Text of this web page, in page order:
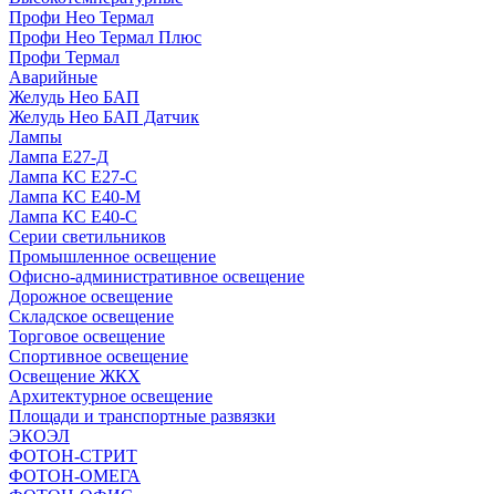
Профи Нео Термал
Профи Нео Термал Плюс
Профи Термал
Аварийные
Желудь Нео БАП
Желудь Нео БАП Датчик
Лампы
Лампа Е27-Д
Лампа КС Е27-С
Лампа КС Е40-М
Лампа КС Е40-С
Серии светильников
Промышленное освещение
Офисно-административное освещение
Дорожное освещение
Складское освещение
Торговое освещение
Спортивное освещение
Освещение ЖКХ
Архитектурное освещение
Площади и транспортные развязки
ЭКОЭЛ
ФОТОН-СТРИТ
ФОТОН-ОМЕГА